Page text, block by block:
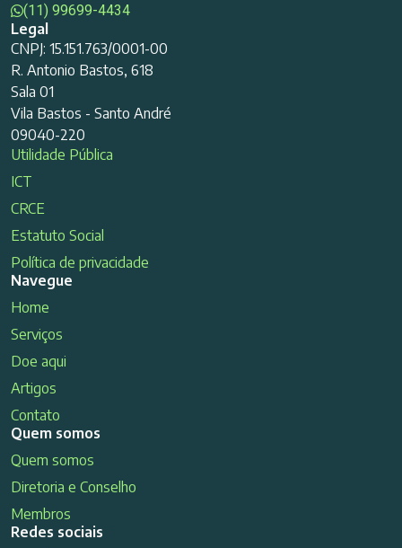
(11) 99699-4434
Legal
CNPJ: 15.151.763/0001-00
R. Antonio Bastos, 618
Sala 01
Vila Bastos - Santo André
09040-220
Utilidade Pública
ICT
CRCE
Estatuto Social
Política de privacidade
Navegue
Home
Serviços
Doe aqui
Artigos
Contato
Quem somos
Quem somos
Diretoria e Conselho
Membros
Redes sociais